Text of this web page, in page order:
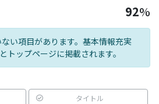
92%
い項目があります。基本情報充実
トップページに掲載されます。
タイトル